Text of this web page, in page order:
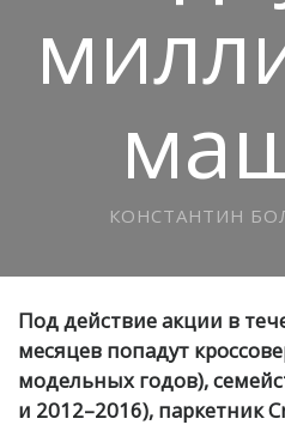
КОНСТАНТИН
Под действие акции в
месяцев попадут
модельных годов),
и 2012–2016), паркетник